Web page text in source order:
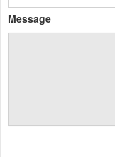
Message